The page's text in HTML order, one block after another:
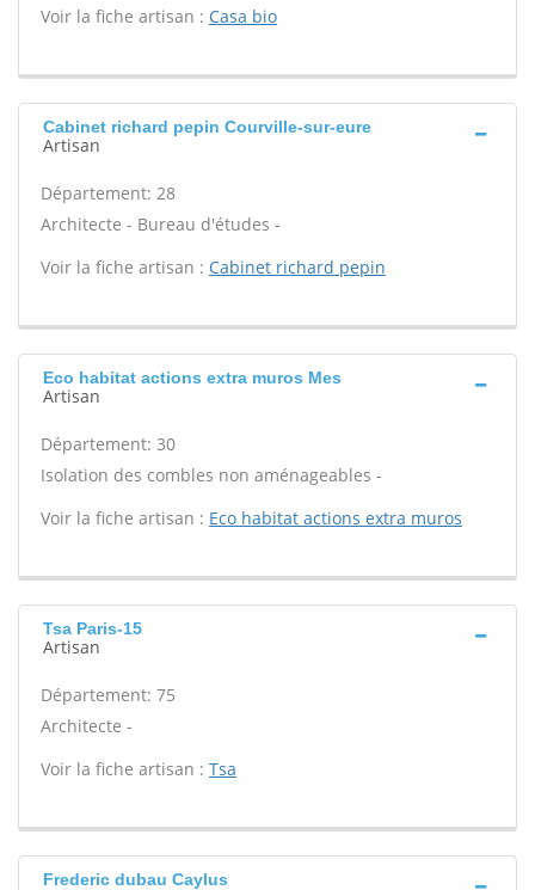
Voir la fiche artisan : Casa bio
Cabinet richard pepin Courville-sur-eure
Artisan
Département: 28
Architecte - Bureau d'études -
Voir la fiche artisan : Cabinet richard pepin
Eco habitat actions extra muros Mes
Artisan
Département: 30
Isolation des combles non aménageables -
Voir la fiche artisan : Eco habitat actions extra muros
Tsa Paris-15
Artisan
Département: 75
Architecte -
Voir la fiche artisan : Tsa
Frederic dubau Caylus